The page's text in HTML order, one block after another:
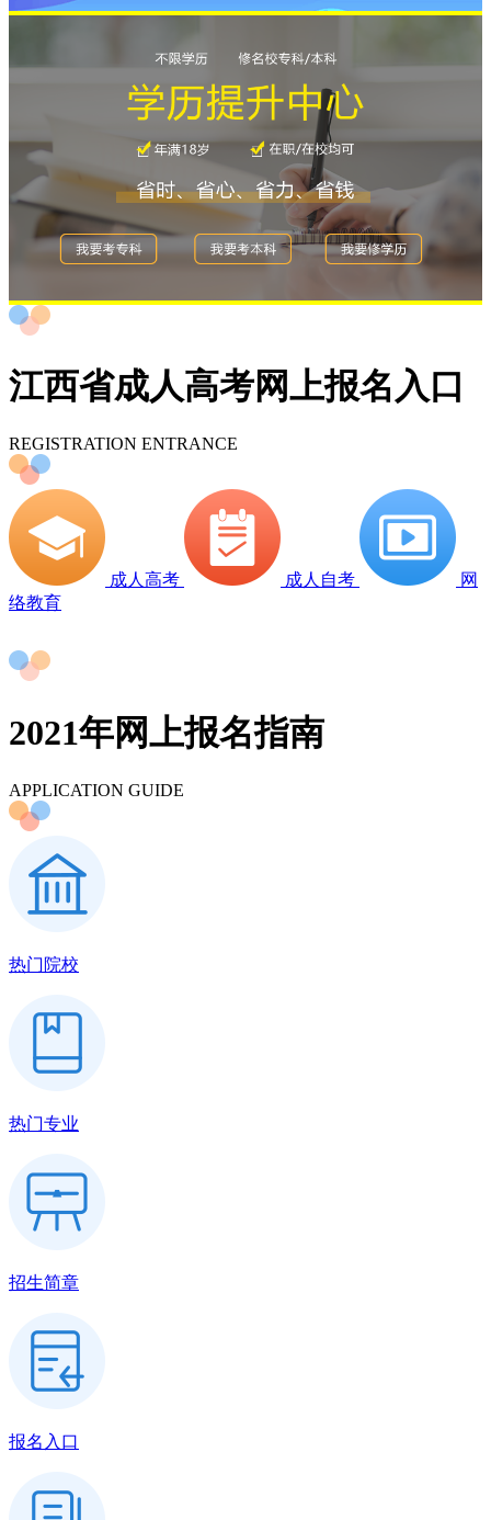
江西省成人高考网上报名入口
REGISTRATION ENTRANCE
成人高考 成人自考
网
络教育
2021年网上报名指南
APPLICATION GUIDE
热门院校
热门专业
招生简章
报名入口